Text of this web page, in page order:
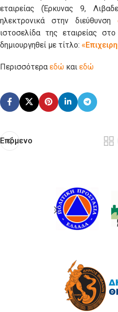
εταιρείας (Έρκυνας 9,
ηλεκτρονικά στην διεύθυνση
ιστοσελίδα της εταιρείας
δημιουργηθεί με τίτλο:
Περισσότερα εδώ και εδώ
Επόμενο